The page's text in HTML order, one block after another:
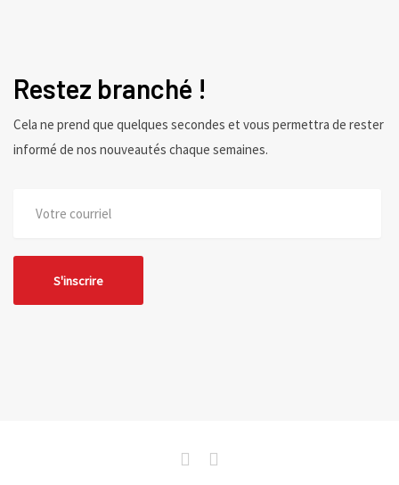
Restez branché !
Cela ne prend que quelques secondes et vous permettra de rester
informé de nos nouveautés chaque semaines.